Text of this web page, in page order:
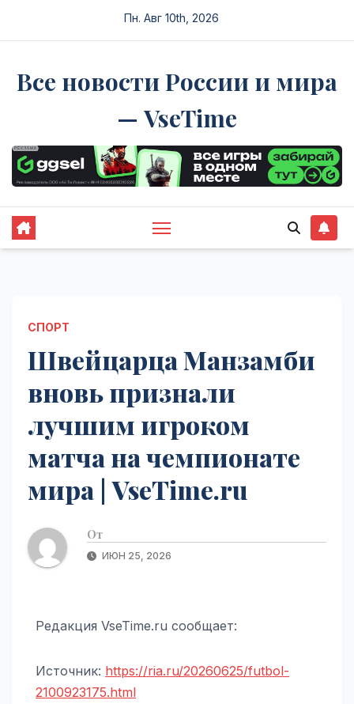
Пн. Авг 10th, 2026
Все новости России и мира
— VseTime
СПОРТ
Швейцарца Манзамби
вновь признали
лучшим игроком
матча на чемпионате
мира | VseTime.ru
От
ИЮН 25, 2026
Редакция VseTime.ru сообщает:
Источник: https://ria.ru/20260625/futbol-
2100923175.html